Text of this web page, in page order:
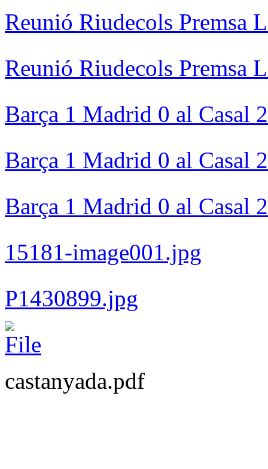
Reunió Riudecols Premsa
Reunió Riudecols Premsa
Barça 1 Madrid 0 al Casal
Barça 1 Madrid 0 al Casal
Barça 1 Madrid 0 al Casal
15181-image001.jpg
P1430899.jpg
castanyada.pdf